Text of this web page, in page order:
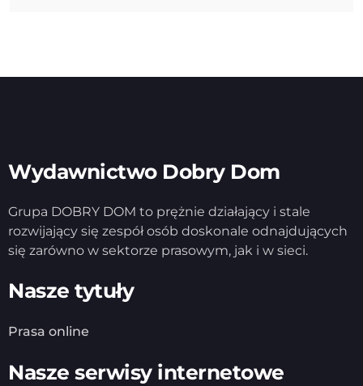
Wydawnictwo Dobry Dom
Grupa DOBRY DOM to prężnie działający i stale
rozwijający się zespół osób doskonale odnajdujących
się zarówno w sektorze prasowym, jak i w sieci.
Nasze tytuły
Prasa online
Nasze serwisy internetowe